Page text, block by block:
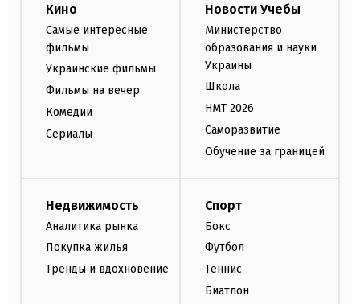
Кино
Самые интересные
фильмы
Украинские фильмы
Фильмы на вечер
Комедии
Сериалы
Новости Учебы
Министерство
образования и науки
Украины
Школа
НМТ 2026
Саморазвитие
Обучение за границей
Недвижимость
Аналитика рынка
Покупка жилья
Тренды и вдохновение
Спорт
Бокс
Футбол
Теннис
Биатлон